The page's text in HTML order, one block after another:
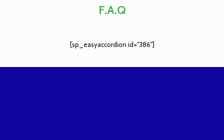
F.A.Q
[sp_easyaccordion id="386"]